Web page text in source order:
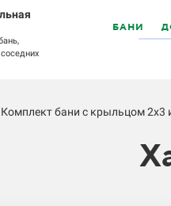
БАНИ
бани с крыльцом 2х3